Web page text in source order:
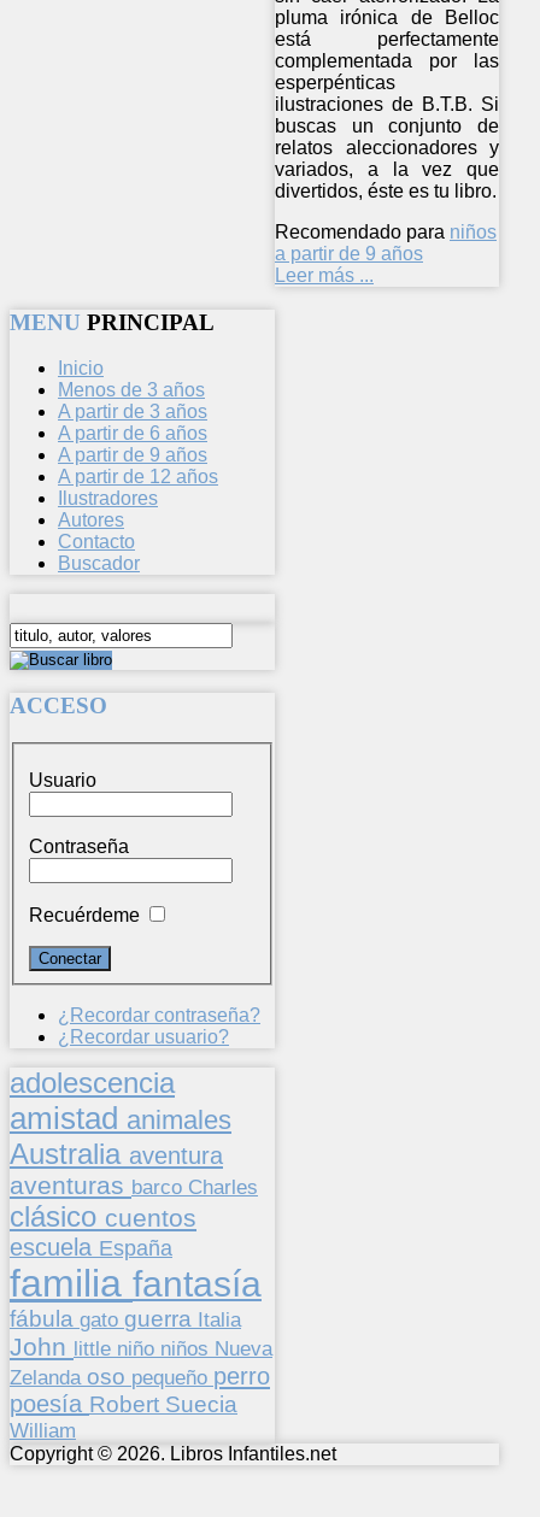
pluma irónica de Belloc
está perfectamente
complementada por las
esperpénticas
ilustraciones de B.T.B. Si
buscas un conjunto de
relatos aleccionadores y
variados, a la vez que
divertidos, éste es tu libro.
Recomendado para niños
a partir de 9 años
Leer más ...
MENU PRINCIPAL
Inicio
Menos de 3 años
A partir de 3 años
A partir de 6 años
A partir de 9 años
A partir de 12 años
Ilustradores
Autores
Contacto
Buscador
ACCESO
Usuario
Contraseña
Recuérdeme
¿Recordar contraseña?
¿Recordar usuario?
adolescencia
amistad animales
Australia aventura
aventuras barco Charles
clásico cuentos
escuela España
familia fantasía
fábula gato guerra Italia
John little niño niños Nueva
Zelanda oso pequeño perro
poesía Robert Suecia
William
Copyright © 2026. Libros Infantiles.net